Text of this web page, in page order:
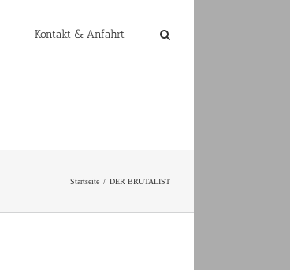
Kontakt & Anfahrt
Startseite DER BRUTALIST